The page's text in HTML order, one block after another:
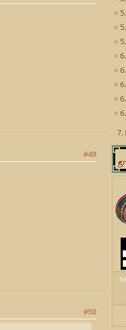
7.
#49
#50